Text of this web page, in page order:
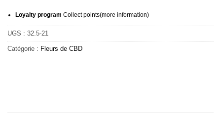
Loyalty program Collect points(more information)
UGS : 32.5-21
Catégorie : Fleurs de CBD